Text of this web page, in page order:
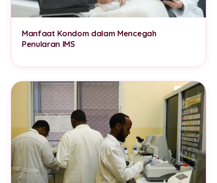
Manfaat Kondom dalam Mencegah
Penularan IMS